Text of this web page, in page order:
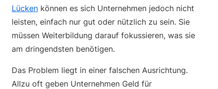
Lücken können es sich Unternehmen jedoch nicht
leisten, einfach nur gut oder nützlich zu sein. Sie
müssen Weiterbildung darauf fokussieren, was sie
am dringendsten benötigen.
Das Problem liegt in einer falschen Ausrichtung.
Allzu oft geben Unternehmen Geld für